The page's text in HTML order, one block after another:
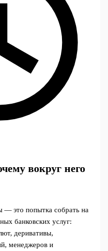
вокруг него
— это попытка собрать на
банковских услуг:
деривативы,
менеджеров и